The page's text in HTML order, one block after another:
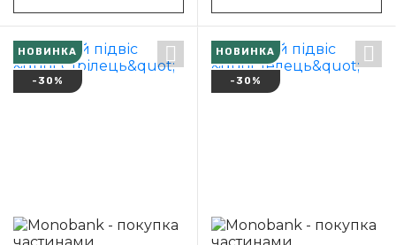
НОВИНКА
-30%
НОВИНКА
-30%